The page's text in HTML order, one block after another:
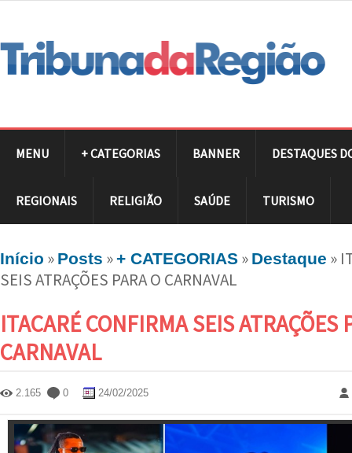
MENU + CATEGORIAS BANNER DESTAQUES
REGIONAIS RELIGIÃO SAÚDE TURISMO
Início » Posts »+ CATEGORIAS » Destaque »
SEIS ATRAÇÕES PARA O CARNAVAL
ITACARÉ CONFIRMA SEIS ATRAÇÕES
CARNAVAL
2.165 0 24/02/2025